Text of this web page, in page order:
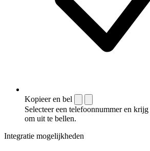
Kopieer en bel
Selecteer een telefoonnummer en
om uit te bellen.
Integratie mogelijkheden